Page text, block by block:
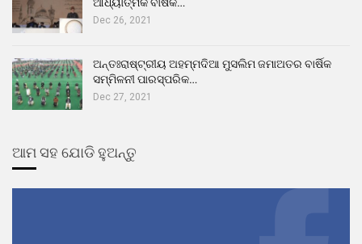
ଆଧ୍ୟାତ୍ମିକ ବାର୍ଷିକ…
Dec 26, 2021
ଅନ୍ତଃରାଷ୍ଟ୍ରୀୟ ଅହମ୍ମଦିଆ ମୁସଲିମ ଜମାଅତର ବାର୍ଷିକ
ସମ୍ମିଳନୀ ପାରସ୍ପରିକ…
Dec 27, 2021
ଆମ ସହ ଯୋଡି ହୁଅନ୍ତୁ